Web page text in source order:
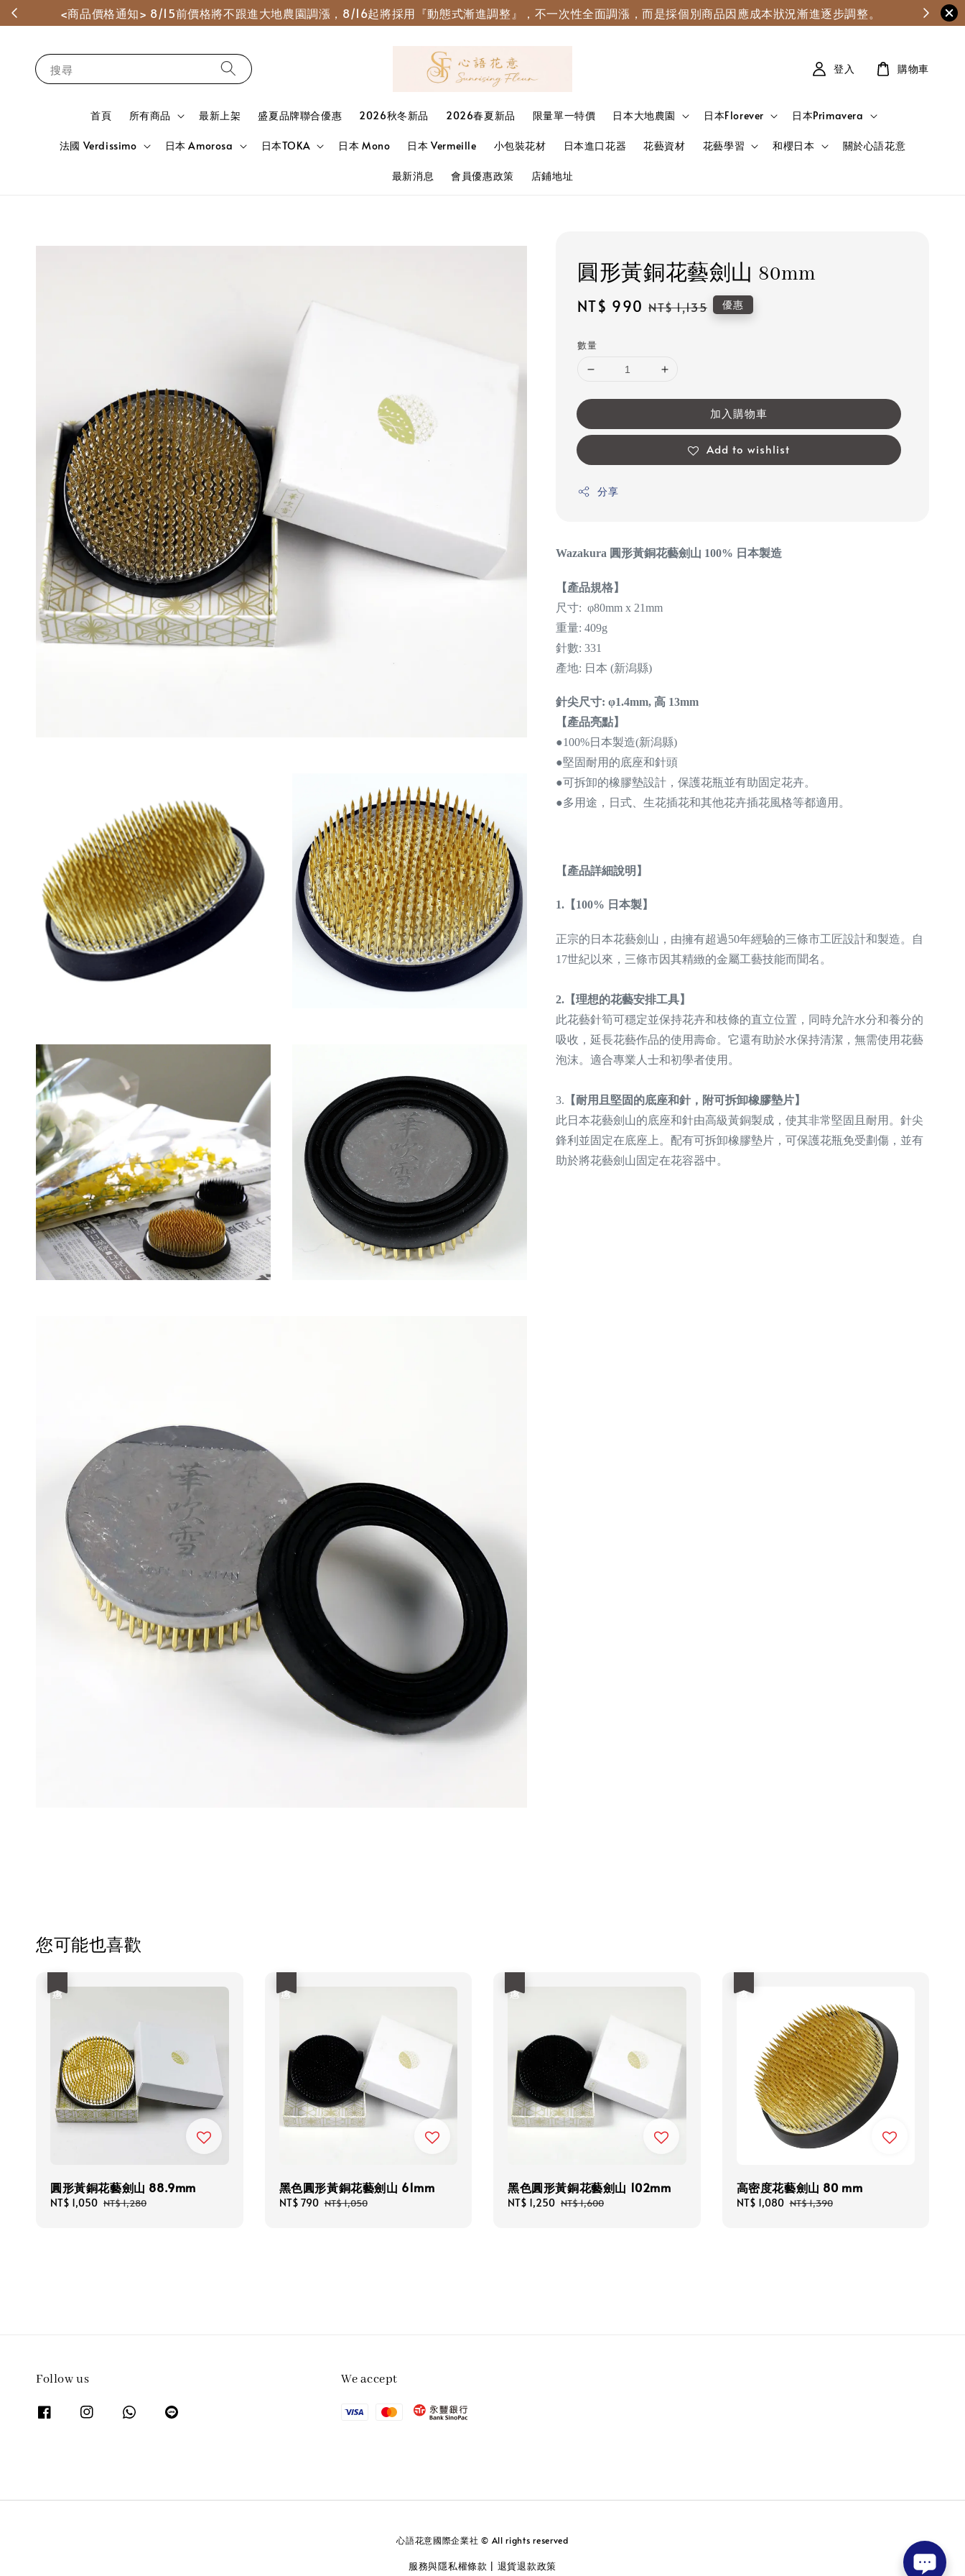
<商品價格通知> 8/15前價格將不跟進大地農園調漲，8/16起將採用『動態式漸進調整』，不一次性全面調漲，而是採個別商品因應成本狀況漸進逐步調整。
搜尋
首頁 所有商品 最新上架 盛夏品牌聯合優惠 2026秋冬新品 2026春夏新品 限量單一特價 日本大地農園 日本Florever 日本Primavera
法國 Verdissimo 日本 Amorosa 日本TOKA 日本 Mono 日本 Vermeille 小包裝花材 日本進口花器 花藝資材 花藝學習 和櫻日本 關於心語花意
最新消息 會員優惠政策 店鋪地址
登入 購物車
圓形黃銅花藝劍山 80mm
Sale
NT$ 990 Regular
NT$ 1,135 優惠
數量
加入購物車
Add to wishlist
分享
Wazakura 圓形黃銅花藝劍山 100% 日本製造
【產品規格】
尺寸: φ80mm x 21mm
重量: 409g
針數: 331
產地: 日本 (新潟縣)
針尖尺寸: φ1.4mm, 高 13mm
【產品亮點】
●100%日本製造(新潟縣)
●堅固耐用的底座和針頭
●可拆卸的橡膠墊設計，保護花瓶並有助固定花卉。
●多用途，日式、生花插花和其他花卉插花風格等都適用。
【產品詳細說明】
1.【100% 日本製】
正宗的日本花藝劍山，由擁有超過50年經驗的三條市工匠設計和製造。自
17世紀以來，三條市因其精緻的金屬工藝技能而聞名。
2.【理想的花藝安排工具】
此花藝針筍可穩定並保持花卉和枝條的直立位置，同時允許水分和養分的
吸收，延長花藝作品的使用壽命。它還有助於水保持清潔，無需使用花藝
泡沫。適合專業人士和初學者使用。
3. 【耐用且堅固的底座和針，附可拆卸橡膠墊片】
此日本花藝劍山的底座和針由高級黃銅製成，使其非常堅固且耐用。針尖
鋒利並固定在底座上。配有可拆卸橡膠墊片，可保護花瓶免受劃傷，並有
助於將花藝劍山固定在花容器中。
您可能也喜歡
圓形黃銅花藝劍山 88.9mm
Sale
NT$ 1,050 Regular
NT$ 1,280
黑色圓形黃銅花藝劍山 61mm
Sale
NT$ 790 Regular
NT$ 1,050
黑色圓形黃銅花藝劍山 102mm
Sale
NT$ 1,250 Regular
NT$ 1,600
高密度花藝劍山 80 mm
Sale
NT$ 1,080 Regular
NT$ 1,390
Follow us We accept
心語花意國際企業社 © All rights reserved
服務與隱私權條款 退貨退款政策